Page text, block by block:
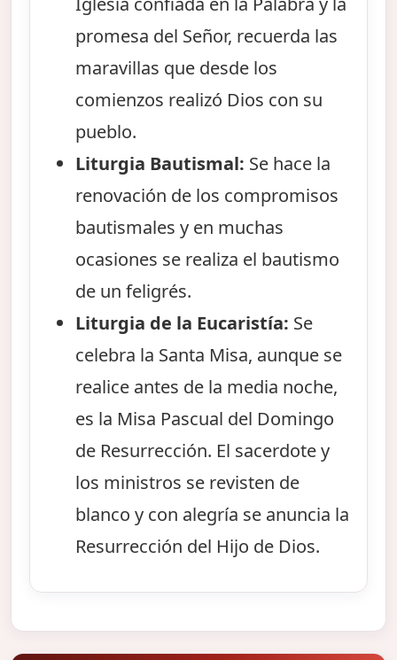
promesa del Señor, recuerda las
maravillas que desde los
comienzos realizó Dios con su
pueblo.
Liturgia Bautismal: Se hace la
renovación de los compromisos
bautismales y en muchas
ocasiones se realiza el bautismo
de un feligrés.
Liturgia de la Eucaristía: Se
celebra la Santa Misa, aunque se
realice antes de la media noche,
es la Misa Pascual del Domingo
de Resurrección. El sacerdote y
los ministros se revisten de
blanco y con alegría se anuncia la
Resurrección del Hijo de Dios.